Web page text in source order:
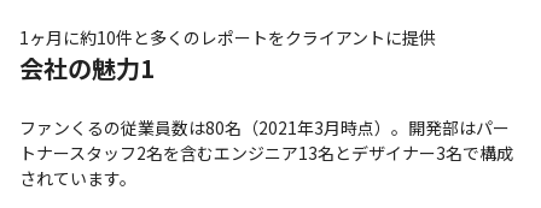
1ヶ月に約10件と多くのレポートをクライアントに提供
会社の魅力1
ファンくるの従業員数は80名（2021年3月時点）。開発部はパー
トナースタッフ2名を含むエンジニア13名とデザイナー3名で構成
されています。